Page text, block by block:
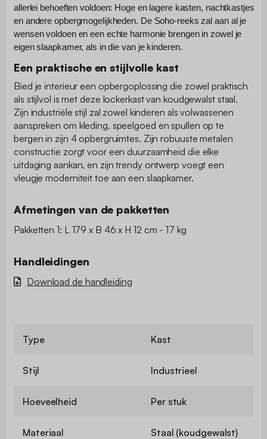
allerlei behoeften voldoen: Hoge en lagere kasten, nachtkastjes
en andere opbergmogelijkheden. De Soho-reeks zal aan al je
wensen voldoen en een echte harmonie brengen in zowel je
eigen slaapkamer, als in die van je kinderen.
Een praktische en stijlvolle kast
Bied je interieur een opbergoplossing die zowel praktisch
als stijlvol is met deze lockerkast van koudgewalst staal.
Zijn industriële stijl zal zowel kinderen als volwassenen
aanspreken om kleding, speelgoed en spullen op te
bergen in zijn 4 opbergruimtes. Zijn robuuste metalen
constructie zorgt voor een duurzaamheid die elke
uitdaging aankan, en zijn trendy ontwerp voegt een
vleugje moderniteit toe aan een slaapkamer.
Afmetingen van de pakketten
Pakketten 1: L 179 x B 46 x H 12 cm - 17 kg
Handleidingen
Download de handleiding
Type Kast
Stijl Industrieel
Hoeveelheid Per stuk
Materiaal Staal (koudgewalst)